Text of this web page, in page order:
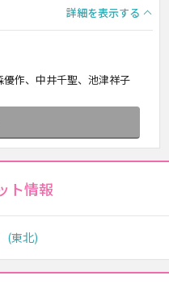
詳細を表示する
作、中井千聖、池津祥子
ト情報
(東北)